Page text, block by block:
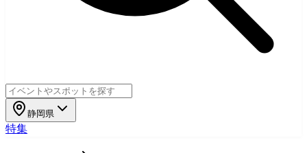
静岡県
特集